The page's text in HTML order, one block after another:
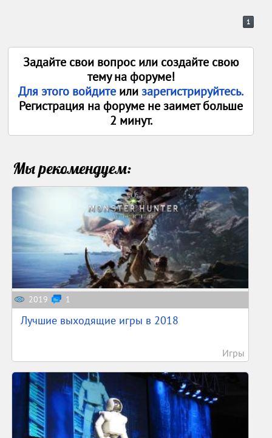
1
Задайте свои вопрос или создайте свою
тему на форуме!
Для этого войдите илизарегистрируйтесь.
Регистрация на форуме не заимет больше
2 минут.
Мы рекомендуем:
2019 1
Лучшие выходящие игры в 2018
Игры